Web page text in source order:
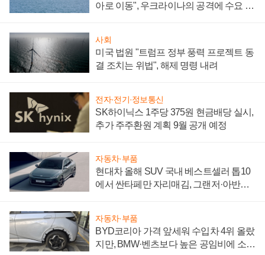
아로 이동", 우크라이나의 공격에 수요 늘
사회
미국 법원 "트럼프 정부 풍력 프로젝트 동
결 조치는 위법", 해제 명령 내려
전자·전기·정보통신
SK하이닉스 1주당 375원 현금배당 실시,
추가 주주환원 계획 9월 공개 예정
자동차·부품
현대차 올해 SUV 국내 베스트셀러 톱10
에서 싼타페만 자리매김, 그랜저·아반떼
자동차·부품
BYD코리아 가격 앞세워 수입차 4위 올랐
지만, BMW·벤츠보다 높은 공임비에 소비